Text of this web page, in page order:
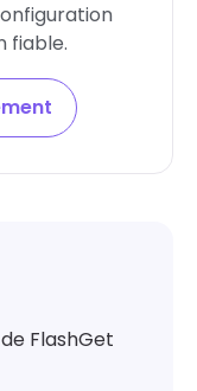
fiable.
FlashGet